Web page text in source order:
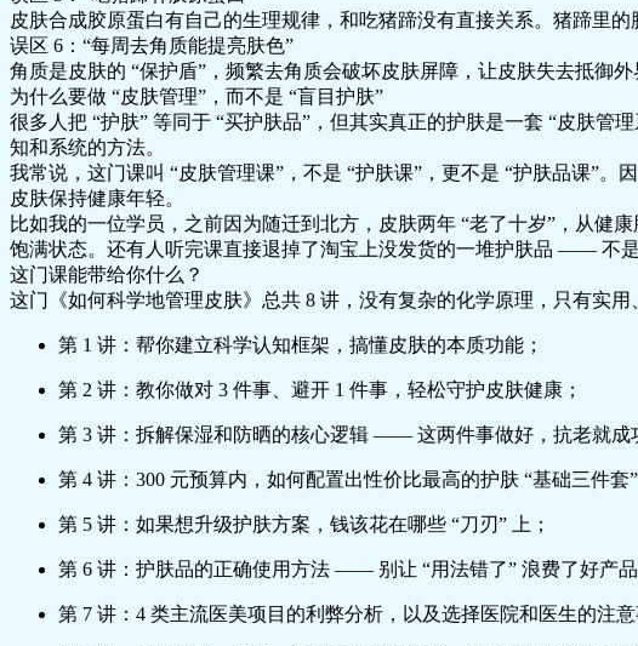
皮肤合成胶原蛋白有自己的生理规律，和吃猪蹄没有直接关系。猪蹄里
误区 6：“每周去角质能提亮肤色”
角质是皮肤的 “保护盾”，频繁去角质会破坏皮肤屏障，让皮肤失去抵御
为什么要做 “皮肤管理”，而不是 “盲目护肤”
很多人把 “护肤” 等同于 “买护肤品”，但其实真正的护肤是一套 “皮肤
知和系统的方法。
我常说，这门课叫 “皮肤管理课”，不是 “护肤课”，更不是 “护肤品课”
皮肤保持健康年轻。
比如我的一位学员，之前因为随迁到北方，皮肤两年 “老了十岁”，从健
饱满状态。还有人听完课直接退掉了淘宝上没发货的一堆护肤品 —— 不
这门课能带给你什么？
这门《如何科学地管理皮肤》总共 8 讲，没有复杂的化学原理，只有实用
第 1 讲：帮你建立科学认知框架，搞懂皮肤的本质功能；
第 2 讲：教你做对 3 件事、避开 1 件事，轻松守护皮肤健康；
第 3 讲：拆解保湿和防晒的核心逻辑 —— 这两件事做好，抗老就成
第 4 讲：300 元预算内，如何配置出性价比最高的护肤 “基础三件套”
第 5 讲：如果想升级护肤方案，钱该花在哪些 “刀刃” 上；
第 6 讲：护肤品的正确使用方法 —— 别让 “用法错了” 浪费了好产品
第 7 讲：4 类主流医美项目的利弊分析，以及选择医院和医生的注意